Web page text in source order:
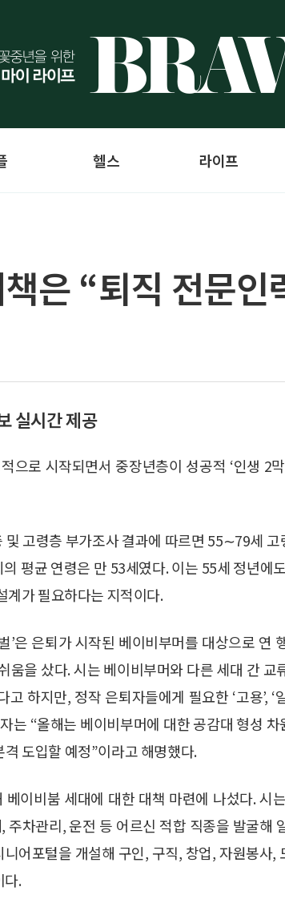
헬스 라이프
은 “퇴직 전문
실시간 제공
로 시작되면서 중장년층이 성공적 ‘인생 2
고령층 부가조사 결과에 따르면 55∼79세 고
평균 연령은 만 53세였다. 이는 55세 정년에
계가 필요하다는 지적이다.
은 은퇴가 시작된 베이비부머를 대상으로 연
움을 샀다. 시는 베이비부머와 다른 세대 간 교
하지만, 정작 은퇴자들에게 필요한 ‘고용’, ‘
는 “올해는 베이비부머에 대한 공감대 형성 차
도입할 예정”이라고 해명했다.
이비붐 세대에 대한 대책 마련에 나섰다. 시
차관리, 운전 등 어르신 적합 직종을 발굴해
어포털을 개설해 구인, 구직, 창업, 자원봉사,
다.